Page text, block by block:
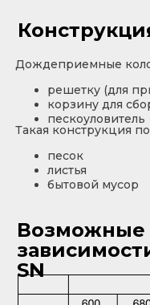
Дождеприемные
решетку (для
корзину для
пескоуловитель
Такая конструкция
песок
листья
бытовой мусор
Возможные
SN